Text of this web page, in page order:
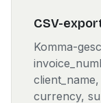
CSV-
Komma-
currency,